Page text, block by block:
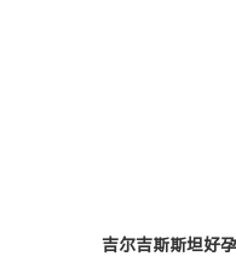
吉尔吉斯斯坦好